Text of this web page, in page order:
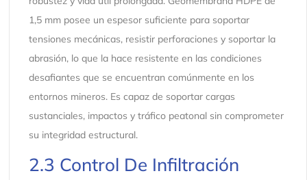
1,5 mm posee un espesor suficiente para soportar
tensiones mecánicas, resistir perforaciones y soportar la
abrasión, lo que la hace resistente en las condiciones
desafiantes que se encuentran comúnmente en los
entornos mineros. Es capaz de soportar cargas
sustanciales, impactos y tráfico peatonal sin comprometer
su integridad estructural.
2.3 Control De Infiltración